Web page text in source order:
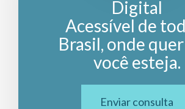
Digital
Acessível de
Brasil, onde
você esteja.
Enviar consulta